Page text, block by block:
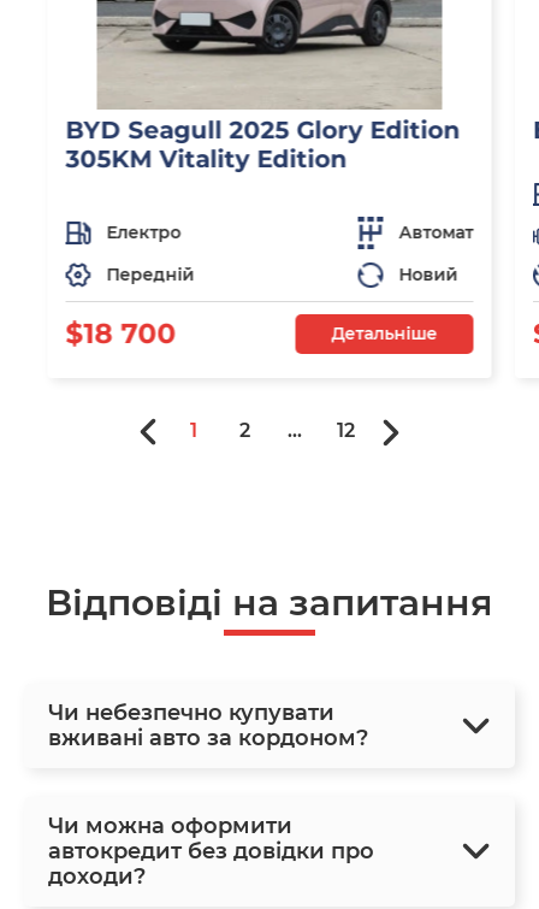
BYD Seagull 2025 Glory Edition
305KM Vitality Edition
Електро
Автомат
Передній
Новий
$18 700 Детальніше
1 2 ... 12
Відповіді на запитання
Чи небезпечно купувати
вживані авто за кордоном?
Чи можна оформити
автокредит без довідки про
доходи?